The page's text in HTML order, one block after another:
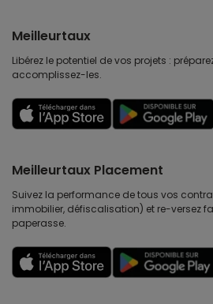
Meilleurtaux
Libérez le potentiel de vos projets :
accomplissez-les.
Meilleurtaux Placement
Suivez la performance de tous vos
immobilier, défiscalisation) et re-versez
paperasse.